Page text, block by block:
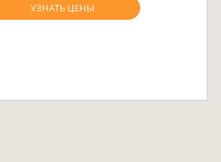
УЗНАТЬ ЦЕНЫ